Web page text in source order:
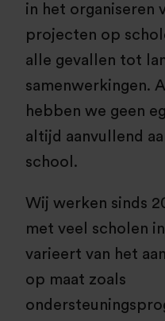
in het organiseren
projecten op
alle gevallen tot
samenwerkingen.
hebben we geen
altijd aanvullend
school.
Wij werken sinds
met veel scholen
varieert van het
op maat zoals